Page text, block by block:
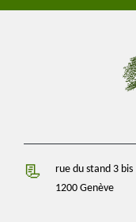
rue du stand 3 bis
1200 Genève